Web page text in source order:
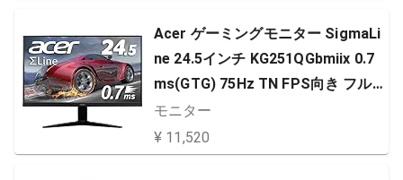
ク ケーブル 黒い(ブラック)
Acer ゲーミングモニター SigmaLi
ne 24.5インチ KG251QGbmiix 0.7
ms(GTG) 75Hz TN FPS向き フルH
D FreeSync フレームレス HDMIx2
スピーカー内蔵 ブルーライト軽減
モニター
¥ 11,520